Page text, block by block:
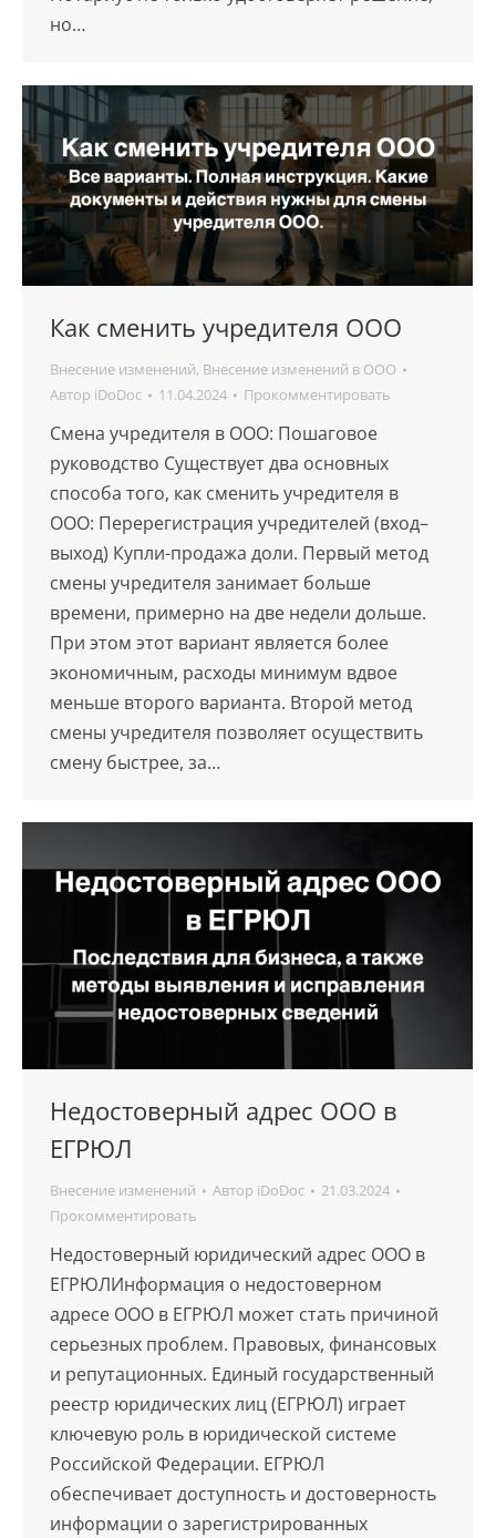
но…
Как сменить учредителя ООО
Внесение изменений, Внесение изменений в ООО
Автор iDoDoc 11.04.2024 Прокомментировать
Смена учредителя в ООО: Пошаговое
руководство Существует два основных
способа того, как сменить учредителя в
ООО: Перерегистрация учредителей (вход–
выход) Купли-продажа доли. Первый метод
смены учредителя занимает больше
времени, примерно на две недели дольше.
При этом этот вариант является более
экономичным, расходы минимум вдвое
меньше второго варианта. Второй метод
смены учредителя позволяет осуществить
смену быстрее, за…
Недостоверный адрес ООО в
ЕГРЮЛ
Внесение изменений Автор iDoDoc
21.03.2024
Прокомментировать
Недостоверный юридический адрес ООО в
ЕГРЮЛИнформация о недостоверном
адресе ООО в ЕГРЮЛ может стать причиной
серьезных проблем. Правовых, финансовых
и репутационных. Единый государственный
реестр юридических лиц (ЕГРЮЛ) играет
ключевую роль в юридической системе
Российской Федерации. ЕГРЮЛ
обеспечивает доступность и достоверность
информации о зарегистрированных